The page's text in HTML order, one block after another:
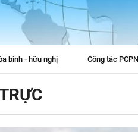
bình - hữu nghị Công tác